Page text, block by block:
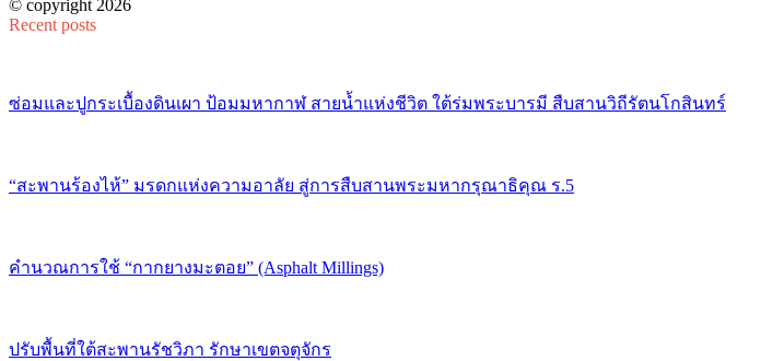
© copyright 2026
Recent posts
ซ่อมและปูกระเบื้องดินเผา ป้อมมหากาฬ สายน้ำแห่งชีวิต ใต้ร่มพระบารมี สืบสานวิถีรัตนโกสินทร์
“สะพานร้องไห้” มรดกแห่งความอาลัย สู่การสืบสานพระมหากรุณาธิคุณ ร.5
คำนวณการใช้ “กากยางมะตอย” (Asphalt Millings)
ปรับพื้นที่ใต้สะพานรัชวิภา รักษาเขตจตุจักร